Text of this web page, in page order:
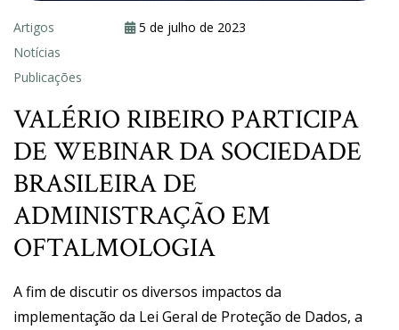
Artigos
Notícias
Publicações
5 de julho de 2023
VALÉRIO RIBEIRO PARTICIPA
DE WEBINAR DA SOCIEDADE
BRASILEIRA DE
ADMINISTRAÇÃO EM
OFTALMOLOGIA
A fim de discutir os diversos impactos da
implementação da Lei Geral de Proteção de Dados, a